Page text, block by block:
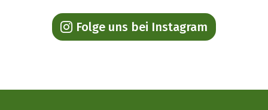
Fol­ge uns bei Insta­gram